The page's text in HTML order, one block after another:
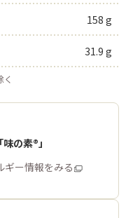
158 g
31.9 g
く
の素®」
ギー情報をみる